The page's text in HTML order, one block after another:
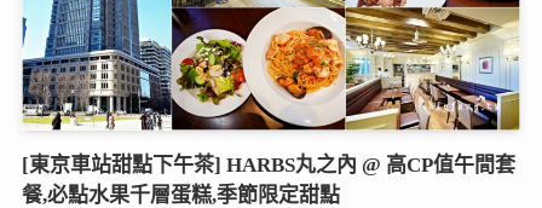
[東京車站甜點下午茶] HARBS丸之內 @ 高CP值午間套
餐,必點水果千層蛋糕,季節限定甜點